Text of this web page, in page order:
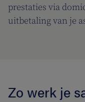
prestaties via
uitbetaling van je
Zo werk je